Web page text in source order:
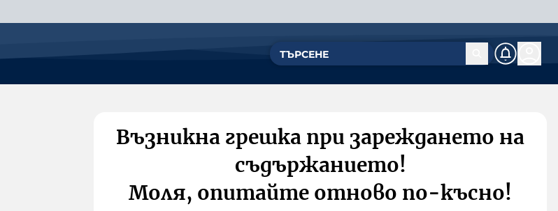
Възникна грешка при зареждането на
съдържанието!
Моля, опитайте отново по-късно!